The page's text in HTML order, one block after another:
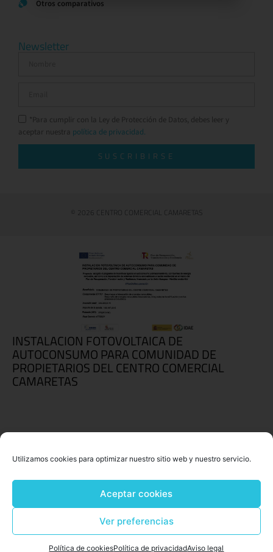
Utilizamos cookies para optimizar nuestro sitio web y nuestro servicio.
Aceptar cookies
Ver preferencias
Política de cookiesPolítica de privacidadAviso legal
Otros comparativos
Newsletter
*Para cumplir con la Ley de Protección de Datos, debes leer y
aceptar nuestra política de privacidad.
SUSCRIBIRSE
© 2026 CENTRO COMERCIAL CAMARETAS
INSTALACION FOTOVOLTAICA DE
AUTOCONSUMO PARA COMUNIDAD DE
PROPIETARIOS DEL CENTRO COMERCIAL
CAMARETAS